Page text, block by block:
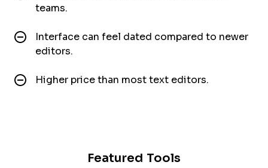
teams.
Interface can feel dated compared to newer
editors.
Higher price than most text editors.
Featured Tools